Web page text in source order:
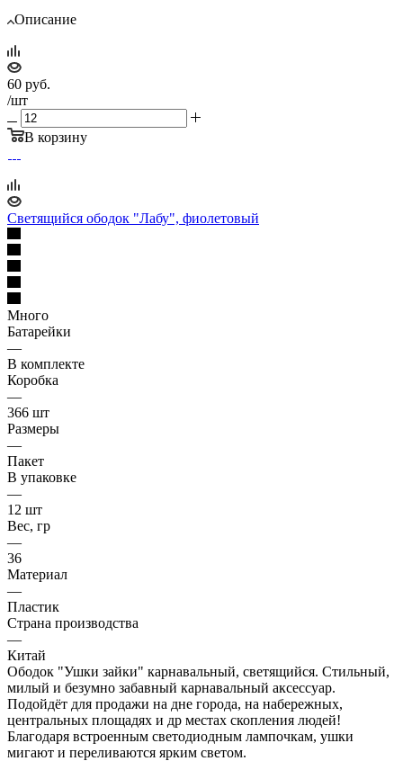
Описание
60 руб.
/шт
В корзину
Светящийся ободок "Лабу", фиолетовый
Много
Батарейки
—
В комплекте
Коробка
—
366 шт
Размеры
—
Пакет
В упаковке
—
12 шт
Вес, гр
—
36
Материал
—
Пластик
Страна производства
—
Китай
Ободок "Ушки зайки" карнавальный, светящийся. Стильный,
милый и безумно забавный карнавальный аксессуар.
Подойдёт для продажи на дне города, на набережных,
центральных площадях и др местах скопления людей!
Благодаря встроенным светодиодным лампочкам, ушки
мигают и переливаются ярким светом.